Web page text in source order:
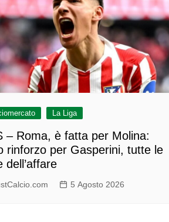
La Liga
– Roma, è fatta per Molina:
rinforzo per Gasperini, tutte le
dell’affare
5 Agosto 2026